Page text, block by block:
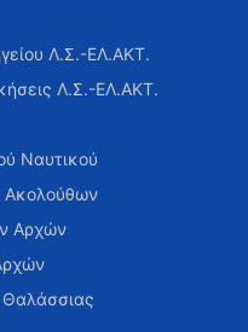
Λ.Σ.-ΕΛ.ΑΚΤ.
Λ.Σ.-ΕΛ.ΑΚΤ.
Ναυτικού
Ακολούθων
Αρχών
Θαλάσσιας